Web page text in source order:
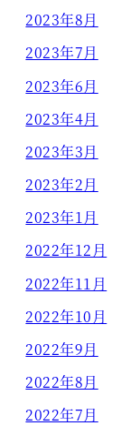
2023年8月
2023年7月
2023年6月
2023年4月
2023年3月
2023年2月
2023年1月
2022年12月
2022年11月
2022年10月
2022年9月
2022年8月
2022年7月